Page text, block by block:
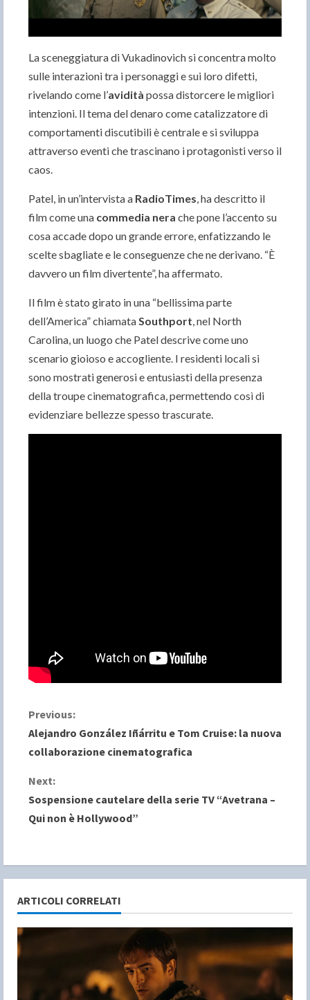
La sceneggiatura di Vukadinovich si concentra molto
sulle interazioni tra i personaggi e sui loro difetti,
rivelando come l’avidità possa distorcere le migliori
intenzioni. Il tema del denaro come catalizzatore di
comportamenti discutibili è centrale e si sviluppa
attraverso eventi che trascinano i protagonisti verso il
caos.
Patel, in un’intervista a RadioTimes , ha descritto il
film come una commedia nera che pone l’accento su
cosa accade dopo un grande errore, enfatizzando le
scelte sbagliate e le conseguenze che ne derivano. “È
davvero un film divertente”, ha affermato.
Il film è stato girato in una “bellissima parte
dell’America” chiamata Southport , nel North
Carolina, un luogo che Patel descrive come uno
scenario gioioso e accogliente. I residenti locali si
sono mostrati generosi e entusiasti della presenza
della troupe cinematografica, permettendo così di
evidenziare bellezze spesso trascurate.
C
o
n
t
n
u
e
Previous:
Alejandro González Iñárritu e Tom Cruise: la nuova
collaborazione cinematografica
Next:
Sospensione cautelare della serie TV “Avetrana –
Qui non è Hollywood”
ARTICOLI CORRELATI